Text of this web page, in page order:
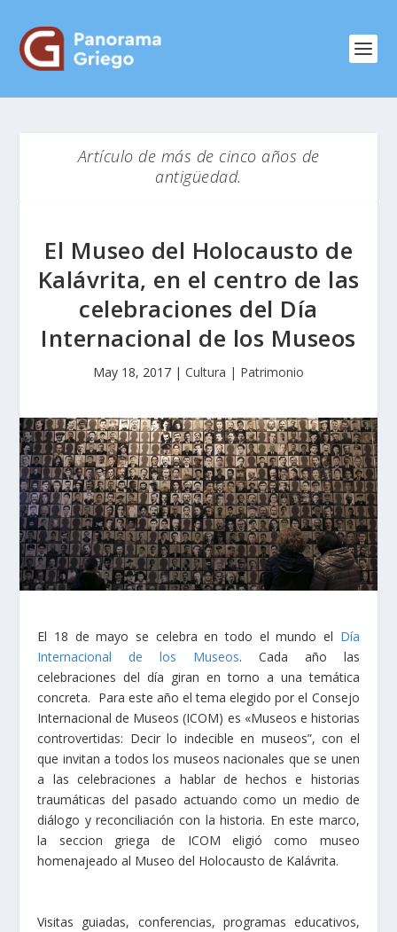
Artículo de más de cinco años de
antigüedad.
El Museo del Holocausto de
Kalávrita, en el centro de las
celebraciones del Día
Internacional de los Museos
May 18, 2017 | Cultura | Patrimonio
El 18 de mayo se celebra en todo el mundo el Día
Internacional de los Museos. Cada año las
celebraciones del día giran en torno a una temática
concreta. Para este año el tema elegido por el Consejo
Internacional de Museos (ICOM) es «Museos e historias
controvertidas: Decir lo indecible en museos”, con el
que invitan a todos los museos nacionales que se unen
a las celebraciones a hablar de hechos e historias
traumáticas del pasado actuando como un medio de
diálogo y reconciliación con la historia. En este marco,
la seccion griega de ICOM eligió como museo
homenajeado al Museo del Holocausto de Kalávrita.
Visitas guiadas, conferencias, programas educativos,